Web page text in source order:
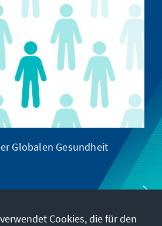
Globalen Gesundheit
Cookies, die für den